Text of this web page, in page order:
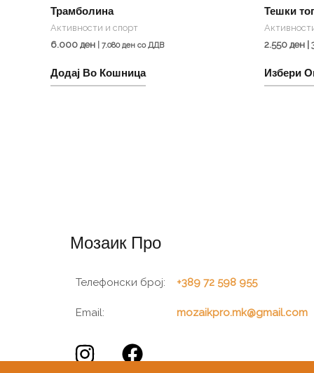
Трамболина
Активности и спорт
6.000ден 7.080ден со ДДВ
Додај Во Кошница
Тешки
2.550ден |
Избери
Мозаик Про
Телефонски број: +389 72 598 955
Email: mozaikpro.mk@gmail.com